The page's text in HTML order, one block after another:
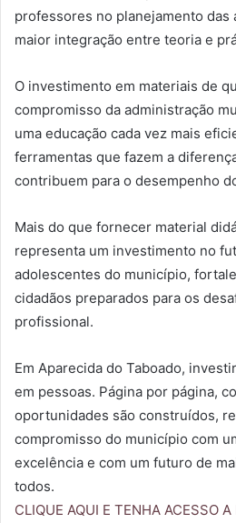
professores no planejamento das
maior integração entre teoria e
O investimento em materiais de
compromisso da administração
uma educação cada vez mais
ferramentas que fazem a
contribuem para o desempenho
Mais do que fornecer material
representa um investimento no
adolescentes do município,
cidadãos preparados para os
profissional.
Em Aparecida do Taboado,
em pessoas. Página por página,
oportunidades são construídos,
compromisso do município com
excelência e com um futuro de
todos.
CLIQUE AQUI E TENHA ACESSO